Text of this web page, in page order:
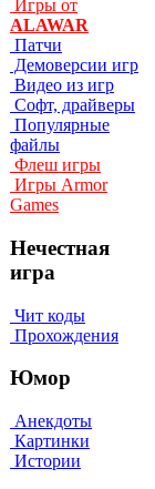
Игры от
ALAWAR
Патчи
Демоверсии игр
Видео из игр
Софт, драйверы
Популярные
файлы
Флеш игры
Игры Armor
Games
Нечестная
игра
Чит коды
Прохождения
Юмор
Анекдоты
Картинки
Истории